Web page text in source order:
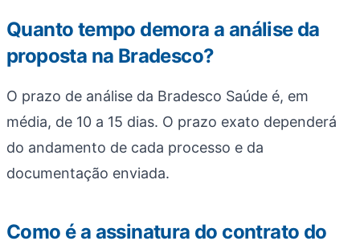
Quanto tempo demora a análise da
proposta na Bradesco?
O prazo de análise da Bradesco Saúde é, em
média, de 10 a 15 dias. O prazo exato dependerá
do andamento de cada processo e da
documentação enviada.
Como é a assinatura do contrato do